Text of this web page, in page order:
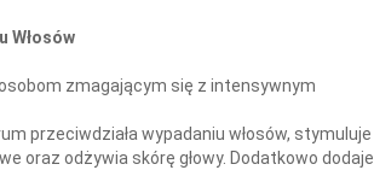
Włosów
zmagającym się z intensywnym
przeciwdziała wypadaniu włosów, stymuluje
oraz odżywia skórę głowy. Dodatkowo dodaje